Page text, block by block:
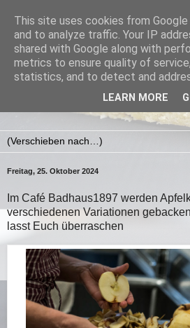
Freitag, 25. Oktober 2024
Im Café Badhaus1897 werden
verschiedenen Variationen
lasst Euch überraschen
This site uses cookies from
and to analyze traffic. Your IP
shared with Google along with
metrics to ensure quality of
statistics, and to detect and
LEARN MORE